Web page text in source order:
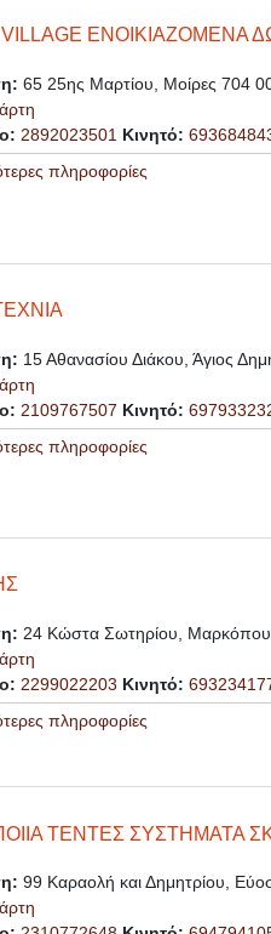
VILLAGE
65 25ης Μαρτίου, Μοίρες 704
2892023501 Κινητό:
πληροφορίες
15 Αθανασίου Διάκου, Άγιος
2109767507 Κινητό:
πληροφορίες
24 Κώστα Σωτηρίου,
2299022203 Κινητό:
πληροφορίες
ΤΕΝΤΕΣ ΣΥΣΤΗΜΑΤΑ
99 Καραολή και Δημητρίου,